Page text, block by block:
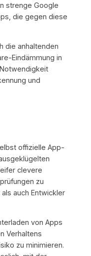
strenge Google
die gegen diese
die anhaltenden
Eindämmung in
und
offizielle App-
clevere
zu
auch Entwickler
von Apps
Verhaltens
zu minimieren.